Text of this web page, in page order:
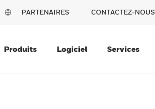
PARTENAIRES CONTACTEZ-NOUS
Produits Logiciel Services